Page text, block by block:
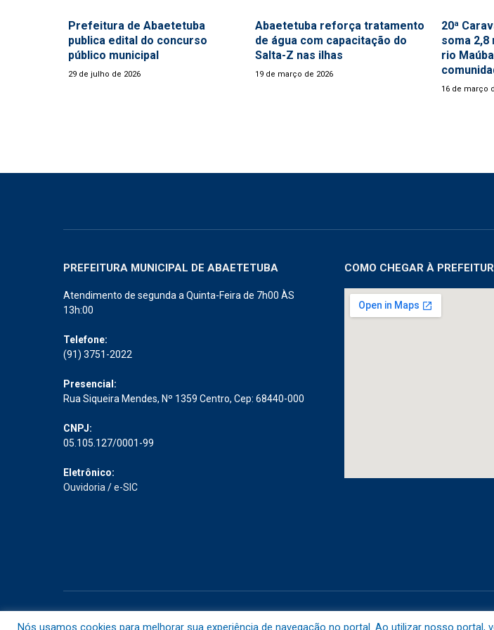
Prefeitura de Abaetetuba
publica edital do concurso
público municipal
29 de julho de 2026
Abaetetuba reforça tratamento
de água com capacitação do
Salta-Z nas ilhas
19 de março de 2026
20ª
soma 2,8
rio
16 de março
PREFEITURA MUNICIPAL DE ABAETETUBA
Atendimento de segunda a Quinta-Feira de 7h00 ÀS
13h:00
Telefone:
(91) 3751-2022
Presencial:
Rua Siqueira Mendes, Nº 1359 Centro, Cep: 68440-000
CNPJ:
05.105.127/0001-99
Eletrônico:
Ouvidoria /e-SIC
COMO CHEGAR À
Nós usamos cookies para melhorar sua experiência de navegação no portal. Ao utilizar nosso portal,